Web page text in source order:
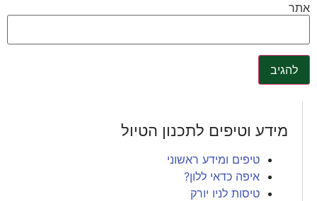
אתר
מידע וטיפים לתכנון הטיול
טיפים ומידע ראשוני
איפה כדאי ללון?
טיסות לניו יורק